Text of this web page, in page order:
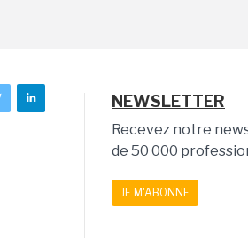
NEWSLETTER
Recevez notre
de 50 000
JE M'ABONNE